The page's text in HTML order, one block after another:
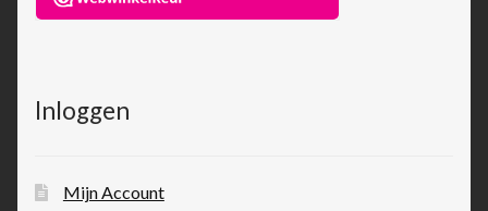
Inloggen
Mijn Account